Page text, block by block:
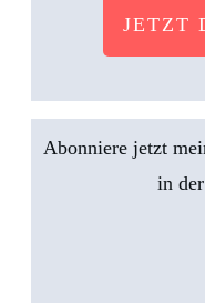
JETZT
Abonniere jetzt
in